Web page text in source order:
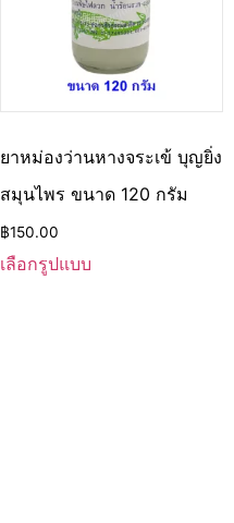
ยาหม่องว่านหางจระเข้ บุญยิ่ง
สมุนไพร ขนาด 120 กรัม
฿150.00
เลือกรูปแบบ